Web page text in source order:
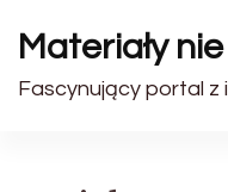
Materiały
Fascynujący portal z